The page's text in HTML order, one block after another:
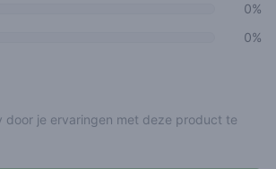
0%
0%
door je ervaringen met deze product te